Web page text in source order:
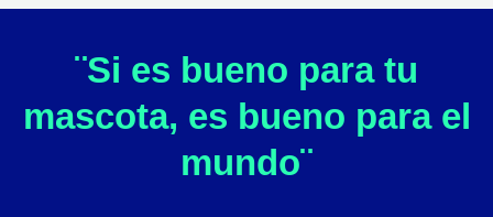
¨Si es bueno para tu
mascota, es bueno para el
mundo¨